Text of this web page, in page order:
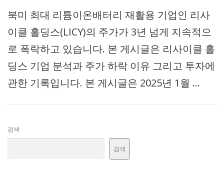
북미 최대 리튬이온배터리 재활용 기업인 리사
이클 홀딩스(LICY)의 주가가 3년 넘게 지속적으
로 폭락하고 있습니다. 본 게시글은 리사이클 홀
딩스 기업 분석과 주가 하락 이유 그리고 투자에
관한 기록입니다. 본 게시글은 2025년 1월 …
검색
검색